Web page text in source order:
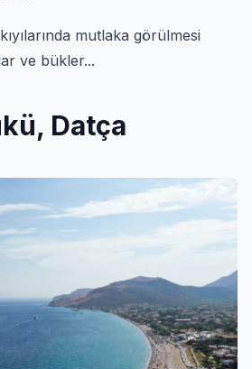
mutlaka görülmesi
ve bükler...
Datça